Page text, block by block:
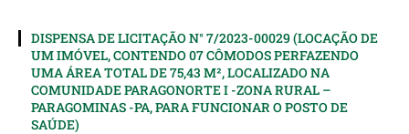
DISPENSA DE LICITAÇÃO N° 7/2023-00029 (LOCAÇÃO DE
UM IMÓVEL, CONTENDO 07 CÔMODOS PERFAZENDO
UMA ÁREA TOTAL DE 75,43 M², LOCALIZADO NA
COMUNIDADE PARAGONORTE I -ZONA RURAL –
PARAGOMINAS -PA, PARA FUNCIONAR O POSTO DE
SAÚDE)